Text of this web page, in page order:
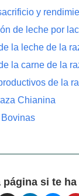
y
de leche por
la leche de la
la carne de la
de la
Chianina
página si te